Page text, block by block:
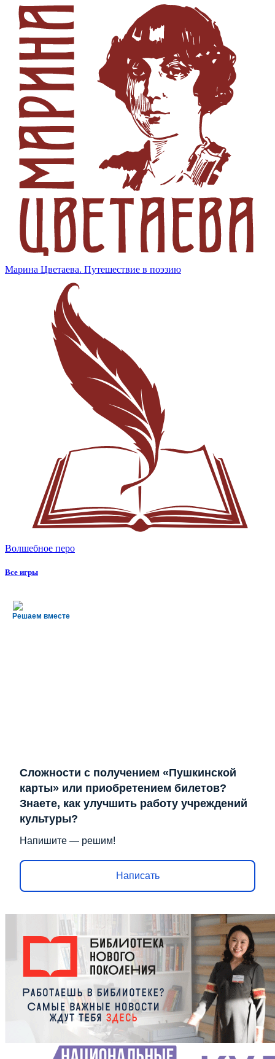
Марина Цветаева. Путешествие в поэзию
Волшебное перо
Все игры
Решаем вместе
Сложности с получением «Пушкинской
карты» или приобретением билетов?
Знаете, как улучшить работу учреждений
культуры?
Напишите — решим!
Написать